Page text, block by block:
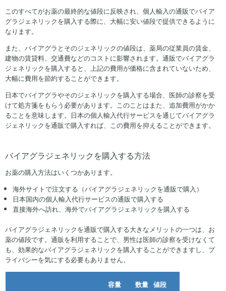
このすべてがお薬の最終的な値段に反映され、個人輸入の通販でバイア
グラジェネリックを購入する際に、大幅に安い値段で提供できるように
なります。
また、バイアグラとそのジェネリックの値段は、薬局の従業員の賃金、
建物の賃貸料、交通費などのコストに影響されます。通販でバイアグラ
ジェネリックを購入すると、上記の費用が価格に含まれていないため、
大幅に費用を節約することができます。
日本でバイアグラやそのジェネリックを購入する場合、医師の診察を受
けて処方箋をもらう必要があります。このことはまた、追加費用がかか
ることを意味します。日本の個人輸入代行サービスを通じてバイアグラ
ジェネリックを通販で購入すれば、この費用を抑えることができます。
バイアグラジェネリックを購入する方法
お薬の購入方法はいくつかあります。
海外サイトで注文する（バイアグラジェネリックを通販で購入）
日本国内の個人輸入代行サービスの通販で購入する
直接海外へ訪れ、海外でバイアグラジェネリックを購入する
バイアグラジェネリックを通販で購入する大きなメリットの一つは、お
薬の値段です。通販を利用することで、男性は医師の診察を受けなくて
も、効果的なバイアグラジェネリックを購入することができますし、プ
ライバシーを気にする必要もありません。
容量 数量 値段